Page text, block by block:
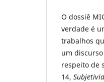
O dossiê
verdade é
trabalhos
um
respeito de
14,